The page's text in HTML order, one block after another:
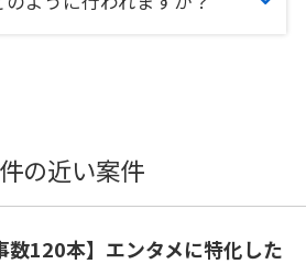
の近い案件
数120本】エンタメに特化した